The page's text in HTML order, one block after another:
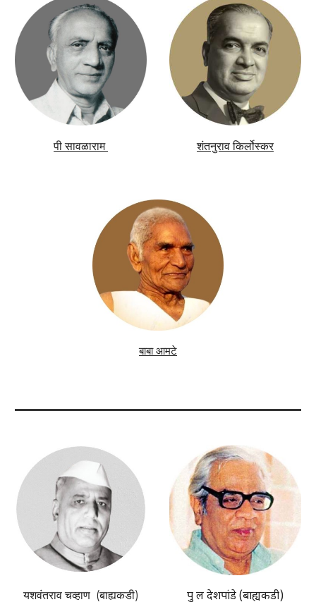
पी सावळाराम शंतनुराव किर्लोस्कर
बाबा आमटे
यशवंतराव चव्हाण (बाह्यकडी) पु ल देशपांडे (बाह्यकडी)